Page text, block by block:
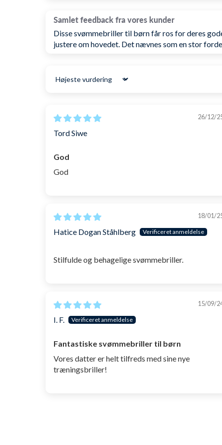
Samlet feedback fra vores kunder
Disse svømmebriller til børn får ros for deres
justere om hovedet. Det nævnes som en stor
Sort by
26/12/
Tord Siwe
God
God
18/01/
Hatice Dogan Ståhlberg
Stilfulde og behagelige svømmebriller.
15/09/
I. F.
Fantastiske svømmebriller til børn
Vores datter er helt tilfreds med sine nye
træningsbriller!